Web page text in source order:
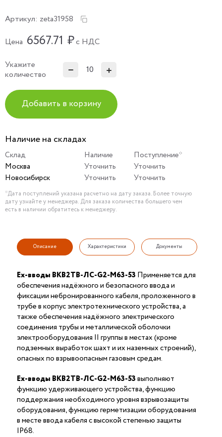
Артикул: zeta31958
Цена 6567.71 ₽с НДС
Укажите
количество
Добавить в корзину
Наличие на складах
Склад Наличие
Поступление*
Москва
Уточнить
Уточнить
Новосибирск
Уточнить Уточнить
*Дата поступлений указана расчетно на дату заказа. Более точную
дату узнайте у менеджера. Для заказа количества большего чем
есть в наличии обратитесь к менеджеру.
Описание Характеристики Документы
Ex-вводы ВКВ2ТВ-ЛС-G2-М63-53 Применяется для
обеспечения надёжного и безопасного ввода и
фиксации небронированного кабеля, проложенного в
трубе в корпус электротехнического устройства, а
также обеспечения надёжного электрического
соединения трубы и металлической оболочки
электрооборудования II группы в местах (кроме
подземных выработок шахт и их наземных строений),
опасных по взрывоопасным газовым средам.
Ex-вводы ВКВ2ТВ-ЛС-G2-М63-53выполняют
функцию удерживающего устройства, функцию
поддержания необходимого уровня взрывозащиты
оборудования, функцию герметизации оборудования
в месте ввода кабеля с высокой степенью защиты
IP68.